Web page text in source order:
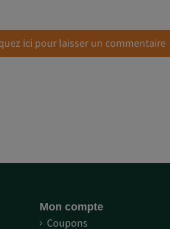
ici pour laisser un commentaire
Mon compte
Coupons